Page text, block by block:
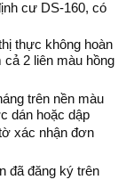
cư DS-160, có
thực không hoàn
cả 2 liên màu hồng
trên nền màu
dán hoặc dập
xác nhận đơn
đã đăng ký trên